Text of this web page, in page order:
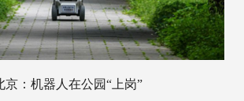
京：机器人在公园“上岗”